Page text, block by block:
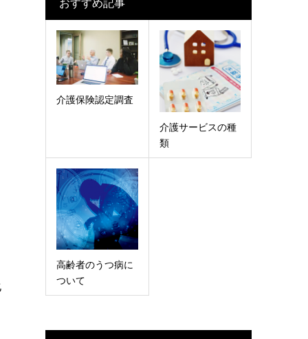
介護保険認定調査
介護サービスの種
類
高齢者のうつ病に
ついて